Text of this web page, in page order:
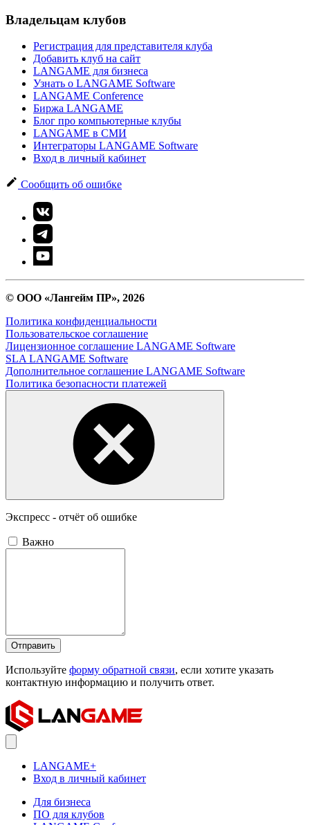
Владельцам клубов
Регистрация для представителя клуба
Добавить клуб на сайт
LANGAME для бизнеса
Узнать о LANGAME Software
LANGAME Conference
Биржа LANGAME
Блог про компьютерные клубы
LANGAME в СМИ
Интеграторы LANGAME Software
Вход в личный кабинет
Сообщить об ошибке
© ООО «Лангейм ПР», 2026
Политика конфиденциальности
Пользовательское соглашение
Лицензионное соглашение LANGAME Software
SLA LANGAME Software
Дополнительное соглашение LANGAME Software
Политика безопасности платежей
Экспресс - отчёт об ошибке
Важно
Отправить
Используйте форму обратной связи, если хотите указать
контактную информацию и получить ответ.
LANGAME+
Вход в личный кабинет
Для бизнеса
ПО для клубов